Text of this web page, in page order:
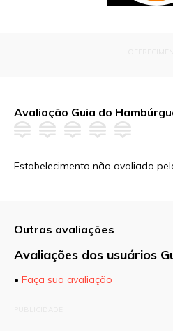
Avaliação Guia do
Estabelecimento não avaliado
Outras avaliações
Avaliações dos usuários
• Faça sua avaliação